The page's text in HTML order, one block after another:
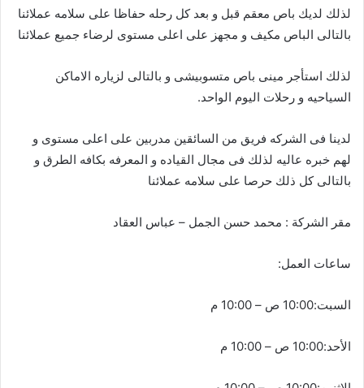
لذلك لديك باص معقم قبل و بعد كل رحله حفاظا على سلامه عملائنا
بالتالى الباص مكيف و مجهز على اعلى مستوى لرضاء جميع عملائنا
لذلك استأجر مينى باص متسوبيشى و بالتالى لزياره الاماكن
السياحيه و رحلات اليوم الواحد.
لدينا فى الشركه فريق من السائقين مدربين على اعلى مستوى و
لهم خبره عاليه لذلك فى مجال القياده و المعرفه بكافه الطرق و
بالتالى كل ذلك حرصا على سلامه عملائنا
مقر الشركة : محمد حسن الجمل – عباس العقاد
ساعات العمل:
السبت:10:00 ص – 10:00 م
الأحد:10:00 ص – 10:00 م